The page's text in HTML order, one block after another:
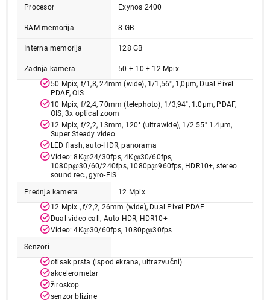
Procesor Exynos 2400
RAM memorija 8 GB
Interna memorija 128 GB
Zadnja kamera
50 + 10 + 12 Mpix
50 Mpix, f/1,8, 24mm (wide), 1/1,56", 1,0µm, Dual Pixel
PDAF, OIS
10 Mpix, f/2,4, 70mm (telephoto), 1/3,94", 1.0µm, PDAF,
OIS, 3x optical zoom
12 Mpix, f/2,2, 13mm, 120° (ultrawide), 1/2.55" 1.4µm,
Super Steady video
LED flash, auto-HDR, panorama
Video: 8K@24/30fps, 4K@30/60fps,
1080p@30/60/240fps, 1080p@960fps, HDR10+, stereo
sound rec., gyro-EIS
Prednja kamera
12 Mpix
12 Mpix , f/2,2, 26mm (wide), Dual Pixel PDAF
Dual video call, Auto-HDR, HDR10+
Video: 4K@30/60fps, 1080p@30fps
Senzori
otisak prsta (ispod ekrana, ultrazvučni)
akcelerometar
žiroskop
senzor blizine
89.999,00
MOBILNI TELEFONI
SAMSUNG Galaxy S24 8GB/128GB Onyx
Black SM-S921BZKDEUC
Proizvod je dodat u korpu.
Ukupno u korpi:0,00